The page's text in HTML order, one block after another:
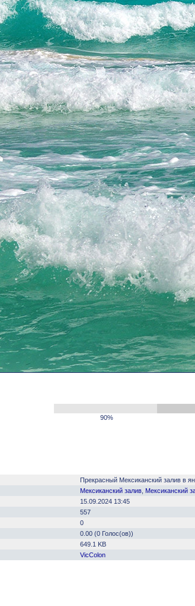
90%
Прекрасный Мексиканский залив в
Мексиканский залив Мексиканский
15.09.2024 13:45
557
0
0.00 (0 Голос(ов))
649.1 KB
VicColon